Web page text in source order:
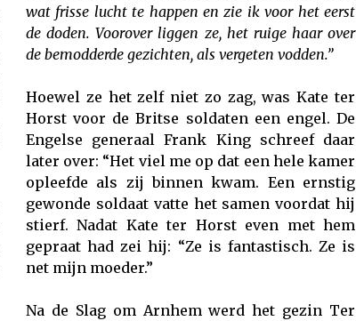
wat frisse lucht te happen en zie ik voor het eerst
de doden. Voorover liggen ze, het ruige haar over
de bemodderde gezichten, als vergeten vodden.”
Hoewel ze het zelf niet zo zag, was Kate ter
Horst voor de Britse soldaten een engel. De
Engelse generaal Frank King schreef daar
later over: “Het viel me op dat een hele kamer
opleefde als zij binnen kwam. Een ernstig
gewonde soldaat vatte het samen voordat hij
stierf. Nadat Kate ter Horst even met hem
gepraat had zei hij: “Ze is fantastisch. Ze is
net mijn moeder.”
Na de Slag om Arnhem werd het gezin Ter